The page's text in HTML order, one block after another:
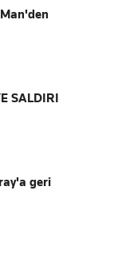
SALDIRI
geri